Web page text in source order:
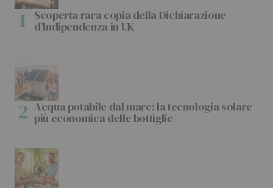
Scoperta rara copia della Dichiarazione
d’Indipendenza in UK
Acqua potabile dal mare: la tecnologia solare
più economica delle bottiglie